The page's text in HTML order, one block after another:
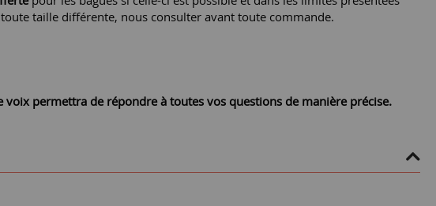
taille différente, nous consulter avant toute commande.
permettra de répondre à toutes vos questions de manière précise.